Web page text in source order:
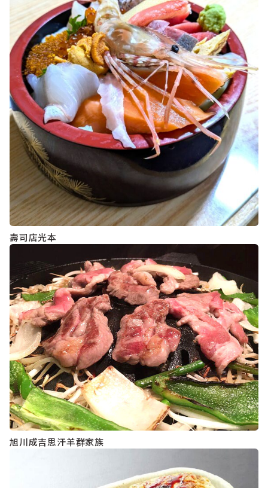
壽司店光本
旭川成吉思汗羊群家族